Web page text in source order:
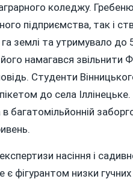
коледжу.
підприємства, так і
землі та утримувало до
намагався звільнити
Студенти
до села
багатомільйонній
насіння і
фігурантом низки гучних